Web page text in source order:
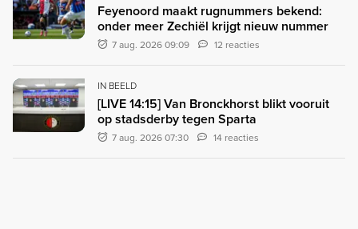
Feyenoord maakt rugnummers bekend:
onder meer Zechiël krijgt nieuw nummer
7 aug. 2026 09:09 12 reacties
IN BEELD
[LIVE 14:15] Van Bronckhorst blikt vooruit
op stadsderby tegen Sparta
7 aug. 2026 07:30 14 reacties